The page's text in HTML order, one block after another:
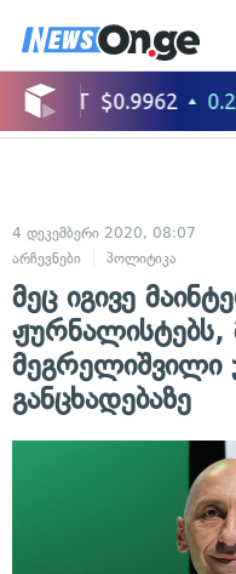
4 დეკემბერი 2020, 08:07
არჩევნები
პოლიტიკა
მეც იგივე
ჟურნალისტებს,
მეგრელიშვილი
განცხადებაზე